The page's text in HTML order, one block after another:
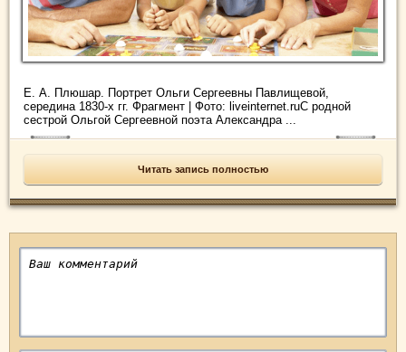
Е. А. Плюшар. Портрет Ольги Сергеевны Павлищевой,
середина 1830-х гг. Фрагмент | Фото: liveinternet.ruС родной
сестрой Ольгой Сергеевной поэта Александра ...
Читать запись полностью